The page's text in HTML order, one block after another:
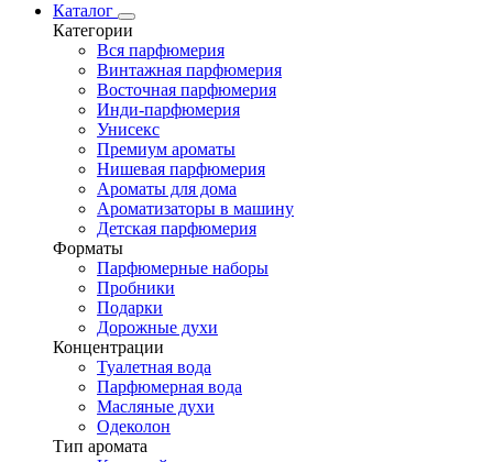
Каталог
Категории
Вся парфюмерия
Винтажная парфюмерия
Восточная парфюмерия
Инди-парфюмерия
Унисекс
Премиум ароматы
Нишевая парфюмерия
Ароматы для дома
Ароматизаторы в машину
Детская парфюмерия
Форматы
Парфюмерные наборы
Пробники
Подарки
Дорожные духи
Концентрации
Туалетная вода
Парфюмерная вода
Масляные духи
Одеколон
Тип аромата